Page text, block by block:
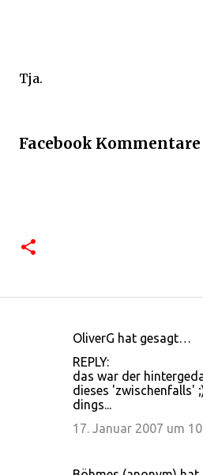
Tja.
Facebook Kommentare
OliverG hat gesagt…
REPLY:
das war der
dieses 'zwischenfalls'
dings...
17. Januar 2007 um